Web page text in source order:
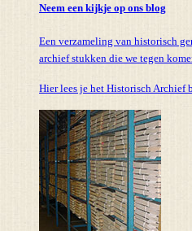
Neem een kijkje op ons blog
Een verzameling van historisch
archief stukken die we tegen
Hier lees je het Historisch Archief